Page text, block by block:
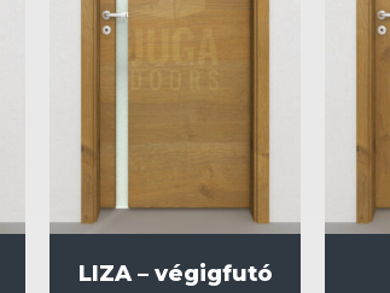
LIZA – végigfutó